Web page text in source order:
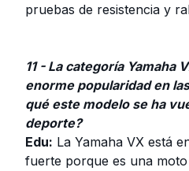
pruebas de resistencia y
11 - La categoría Yamaha
enorme popularidad en
qué este modelo se ha
deporte?
Edu: La Yamaha VX está
fuerte porque es una